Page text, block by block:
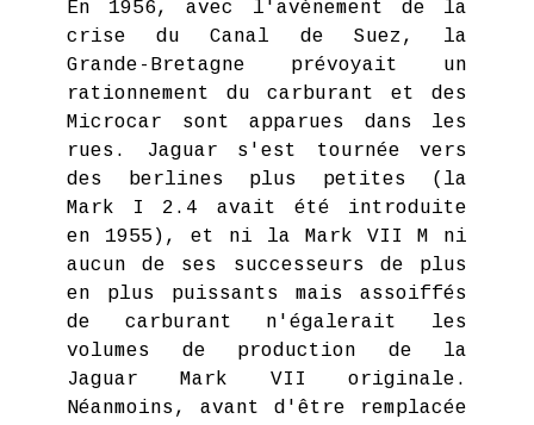
En 1956, avec l'avènement de la
crise du Canal de Suez, la
Grande-Bretagne prévoyait un
rationnement du carburant et des
Microcar sont apparues dans les
rues. Jaguar s'est tournée vers
des berlines plus petites (la
Mark I 2.4 avait été introduite
en 1955), et ni la Mark VII M ni
aucun de ses successeurs de plus
en plus puissants mais assoiffés
de carburant n'égalerait les
volumes de production de la
Jaguar Mark VII originale.
Néanmoins, avant d'être remplacée